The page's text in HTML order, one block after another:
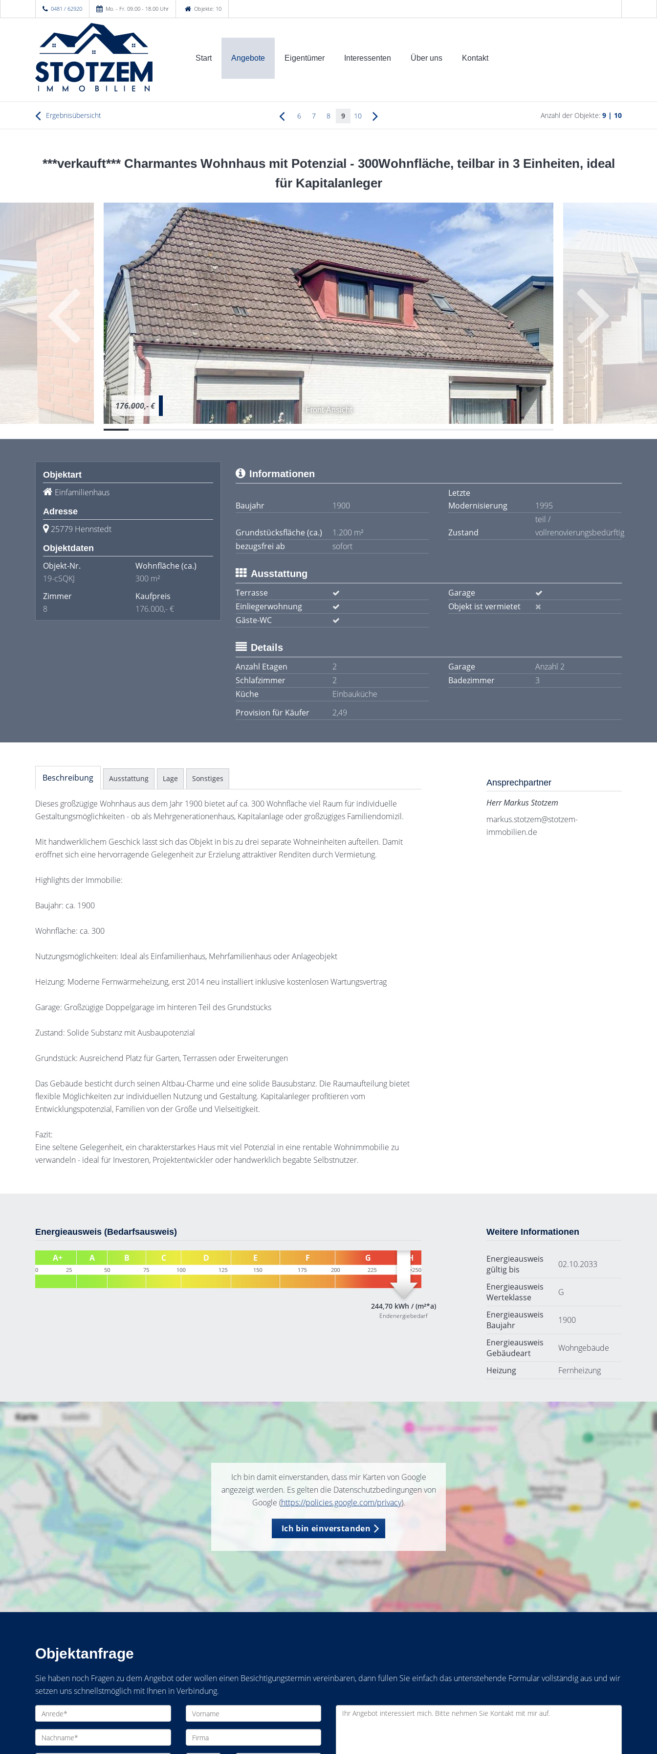
0481 / 62920 Mo. - Fr. 09.00 - 18.00 Uhr Objekte: 10
Start Angebote Eigentümer Interessenten Über uns Kontakt
Ergebnisübersicht 6 7 8 9 10 Anzahl der Objekte: 9 | 10
***verkauft*** Charmantes Wohnhaus mit Potenzial - 300Wohnfläche, teilbar in 3 Einheiten, ideal
für Kapitalanleger
Front-Ansicht
176.000,- €
Objektart
Einfamilienhaus
Adresse
25779 Hennstedt
Objektdaten
Objekt-Nr.
19-cSQKJ
Wohnfläche(ca.)
300 m²
Zimmer
8
Kaufpreis
176.000,- €
Informationen
Baujahr 1900
Letzte
Modernisierung
1995
Grundstücksfläche (ca.) 1.200 m² Zustand
teil /
vollrenovierungsbedürftig
bezugsfrei ab
sofort
Ausstattung
Terrasse
Garage
Einliegerwohnung
Objekt ist vermietet
Gäste-WC
Details
Anzahl Etagen
2 Garage
Anzahl 2
Schlafzimmer
2 Badezimmer
3
Küche
Einbauküche
Provision für Käufer
2,49
Beschreibung Ausstattung Lage Sonstiges
Dieses großzügige Wohnhaus aus dem Jahr 1900 bietet auf ca. 300 Wohnfläche viel Raum für individuelle
Gestaltungsmöglichkeiten - ob als Mehrgenerationenhaus, Kapitalanlage oder großzügiges Familiendomizil.
Mit handwerklichem Geschick lässt sich das Objekt in bis zu drei separate Wohneinheiten aufteilen. Damit
eröffnet sich eine hervorragende Gelegenheit zur Erzielung attraktiver Renditen durch Vermietung.
Highlights der Immobilie:
Baujahr: ca. 1900
Wohnfläche: ca. 300
Nutzungsmöglichkeiten: Ideal als Einfamilienhaus, Mehrfamilienhaus oder Anlageobjekt
Heizung: Moderne Fernwärmeheizung, erst 2014 neu installiert inklusive kostenlosen Wartungsvertrag
Garage: Großzügige Doppelgarage im hinteren Teil des Grundstücks
Zustand: Solide Substanz mit Ausbaupotenzial
Grundstück: Ausreichend Platz für Garten, Terrassen oder Erweiterungen
Das Gebäude besticht durch seinen Altbau-Charme und eine solide Bausubstanz. Die Raumaufteilung bietet
flexible Möglichkeiten zur individuellen Nutzung und Gestaltung. Kapitalanleger profitieren vom
Entwicklungspotenzial, Familien von der Größe und Vielseitigkeit.
Fazit:
Eine seltene Gelegenheit, ein charakterstarkes Haus mit viel Potenzial in eine rentable Wohnimmobilie zu
verwandeln - ideal für Investoren, Projektentwickler oder handwerklich begabte Selbstnutzer.
Ansprechpartner
Herr Markus Stotzem
markus.stotzem@stotzem-
immobilien.de
Energieausweis (Bedarfsausweis)
244,70 kWh / (m²*a)
Endenergiebedarf
Weitere Informationen
Energieausweis
gültig bis
02.10.2033
Energieausweis
Werteklasse
G
Energieausweis
Baujahr
1900
Energieausweis
Gebäudeart
Wohngebäude
Heizung Fernheizung
Ich bin damit einverstanden, dass mir Karten von Google
angezeigt werden. Es gelten die Datenschutzbedingungen von
Google (https://policies.google.com/privacy).
Ich bin einverstanden
Objektanfrage
Sie haben noch Fragen zu dem Angebot oder wollen einen Besichtigungstermin vereinbaren, dann füllen Sie einfach das untenstehende Formular vollständig aus und wir
setzen uns schnellstmöglich mit Ihnen in Verbindung.